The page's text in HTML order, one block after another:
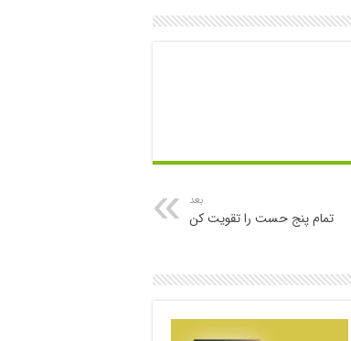
بعد
تمام پنج حست را تقویت کن